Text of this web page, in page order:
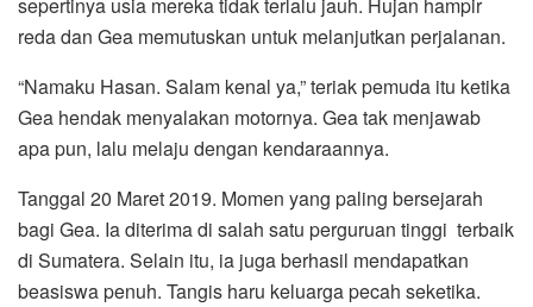
sepertinya usia mereka tidak terlalu jauh. Hujan hampir
reda dan Gea memutuskan untuk melanjutkan perjalanan.
“Namaku Hasan. Salam kenal ya,” teriak pemuda itu ketika
Gea hendak menyalakan motornya. Gea tak menjawab
apa pun, lalu melaju dengan kendaraannya.
Tanggal 20 Maret 2019. Momen yang paling bersejarah
bagi Gea. Ia diterima di salah satu perguruan tinggi terbaik
di Sumatera. Selain itu, ia juga berhasil mendapatkan
beasiswa penuh. Tangis haru keluarga pecah seketika.